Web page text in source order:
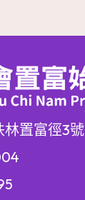
林置富徑3號